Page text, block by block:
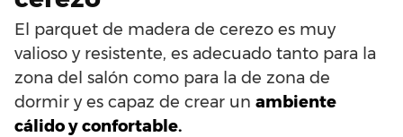
El parquet de madera de cerezo es muy
valioso y resistente, es adecuado tanto para la
zona del salón como para la de zona de
dormir y es capaz de crear un ambiente
cálido y confortable.